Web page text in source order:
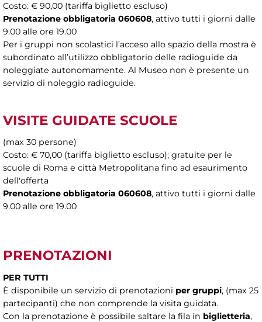
Costo: € 90,00 (tariffa biglietto escluso)
Prenotazione obbligatoria 060608, attivo tutti i giorni dalle
9.00 alle ore 19.00
Per i gruppi non scolastici l’acceso allo spazio della mostra è
subordinato all’utilizzo obbligatorio delle radioguide da
noleggiate autonomamente. Al Museo non è presente un
servizio di noleggio radioguide.
VISITE GUIDATE SCUOLE
(max 30 persone)
Costo: € 70,00 (tariffa biglietto escluso); gratuite per le
scuole di Roma e città Metropolitana fino ad esaurimento
dell'offerta
Prenotazione obbligatoria 060608, attivo tutti i giorni dalle
9.00 alle ore 19.00
PRENOTAZIONI
PER TUTTI
È disponibile un servizio di prenotazioni per gruppi, (max 25
partecipanti) che non comprende la visita guidata.
Con la prenotazione è possibile saltare la fila in biglietteria,